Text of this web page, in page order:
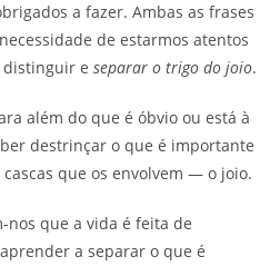
a fazer. Ambas as frases
de estarmos atentos
distinguir e separar o trigo do joio.
além do que é óbvio ou está à
destrinçar o que é importante
que os envolvem — o joio.
nos que a vida é feita de
a separar o que é